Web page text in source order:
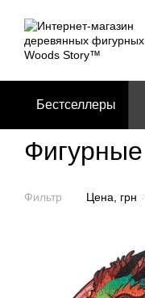
Бестселлеры
Фильтр Цена, грн